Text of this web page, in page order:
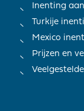
Inenting
Turkije
Mexico
Prijzen en